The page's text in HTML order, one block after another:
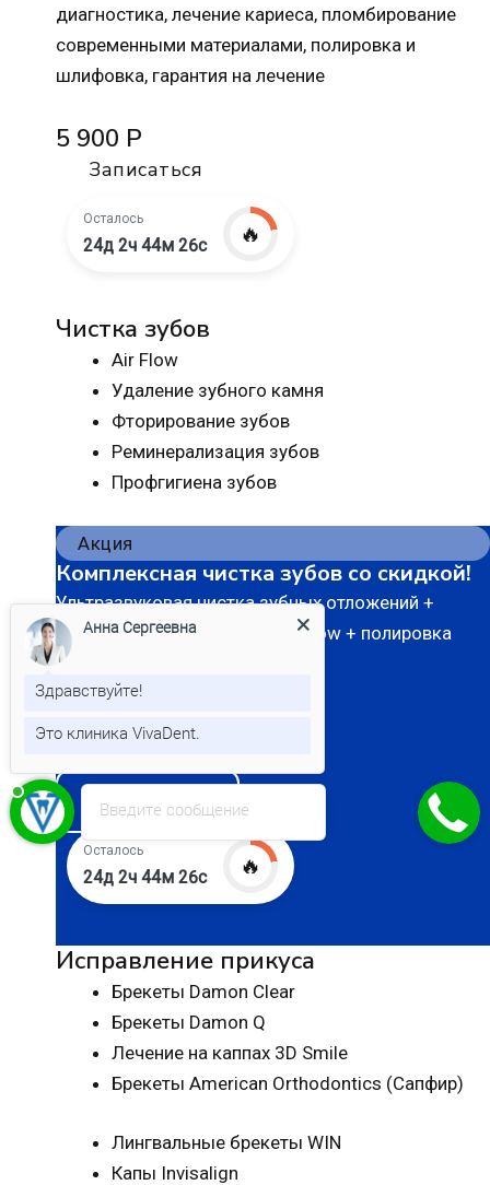
диагностика, лечение кариеса, пломбирование
современными материалами, полировка и
шлифовка, гарантия на лечение
5 900 Р
Записаться
Осталось
24д 2ч 44м 25с 🔥
Чистка зубов
Air Flow
Удаление зубного камня
Фторирование зубов
Реминерализация зубов
Профгигиена зубов
Акция
Комплексная чистка зубов со скидкой!
Ультразвуковая чистка зубных отложений +
осветляющая процедура Air Flow + полировка
зубов + фторирование.
10 900 Р
8 400 Р
Записаться
Осталось
24д 2ч 44м 25с 🔥
Исправление прикуса
Брекеты Damon Clear
Брекеты Damon Q
Лечение на каппах 3D Smile
Брекеты American Orthodontics (Сапфир)
Лингвальные брекеты WIN
Капы Invisalign
Введите сообщение
Анна Сергеевна
Здравствуйте!
Это клиника VivaDent.